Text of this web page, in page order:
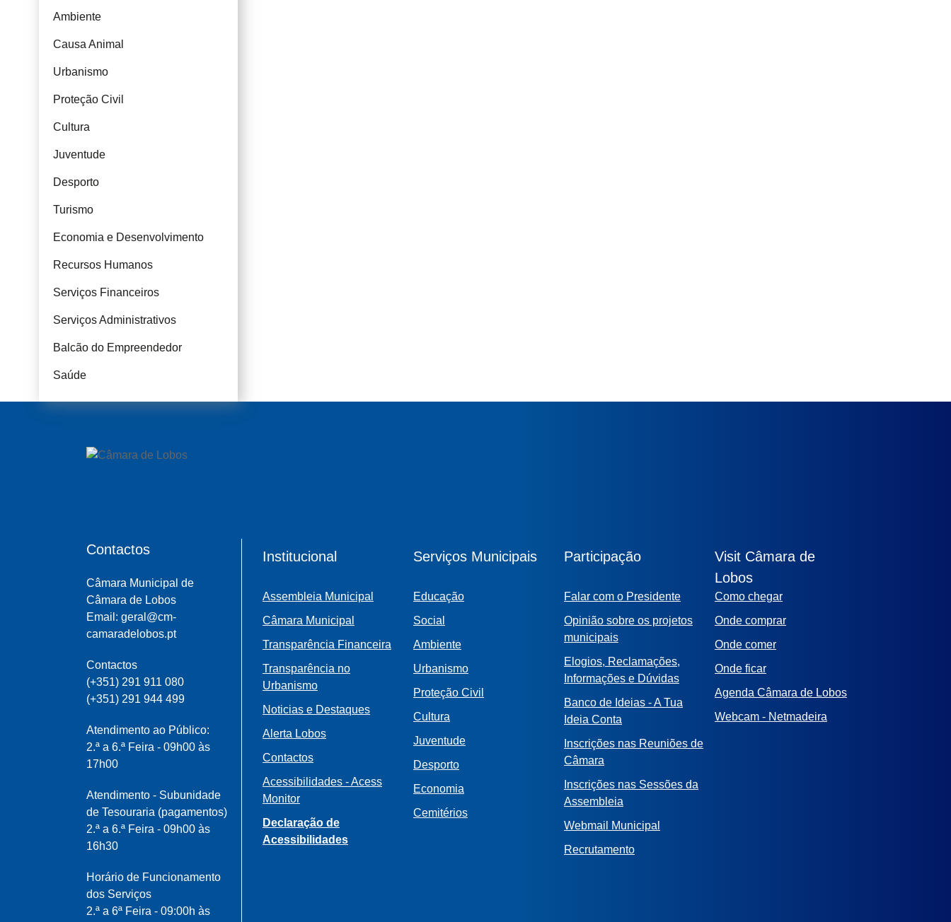
Ambiente
Causa Animal
Urbanismo
Proteção Civil
Cultura
Juventude
Desporto
Turismo
Economia e Desenvolvimento
Recursos Humanos
Serviços Financeiros
Serviços Administrativos
Balcão do Empreendedor
Saúde
Contactos
Câmara Municipal de
Câmara de Lobos
Email: geral@cm-
camaradelobos.pt
Contactos
(+351) 291 911 080
(+351) 291 944 499
Atendimento ao Público:
2.ª a 6.ª Feira - 09h00 às
17h00
Atendimento - Subunidade
de Tesouraria (pagamentos)
2.ª a 6.ª Feira - 09h00 às
16h30
Horário de Funcionamento
dos Serviços
2.ª a 6ª Feira - 09:00h às
Institucional
Assembleia Municipal
Câmara Municipal
Transparência Financeira
Transparência no
Urbanismo
Noticias e Destaques
Alerta Lobos
Contactos
Acessibilidades - Acess
Monitor
Declaração de
Acessibilidades
Serviços Municipais
Educação
Social
Ambiente
Urbanismo
Proteção Civil
Cultura
Juventude
Desporto
Economia
Cemitérios
Participação
Falar com o Presidente
Opinião sobre os projetos
municipais
Elogios, Reclamações,
Informações e Dúvidas
Banco de Ideias - A Tua
Ideia Conta
Inscrições nas Reuniões de
Câmara
Inscrições nas Sessões da
Assembleia
Webmail Municipal
Recrutamento
Visit Câmara de
Lobos
Como chegar
Onde comprar
Onde comer
Onde ficar
Agenda Câmara de Lobos
Webcam - Netmadeira